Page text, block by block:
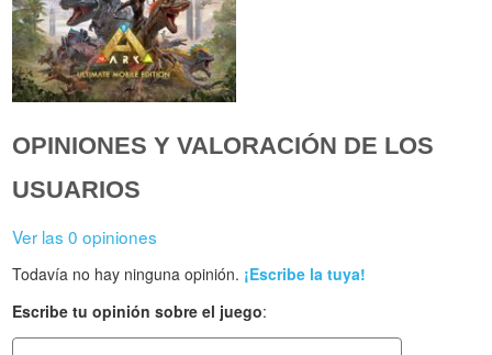
OPINIONES Y VALORACIÓN DE LOS
USUARIOS
Ver las 0 opiniones
Todavía no hay ninguna opinión. ¡Escribe la tuya!
Escribe tu opinión sobre el juego: